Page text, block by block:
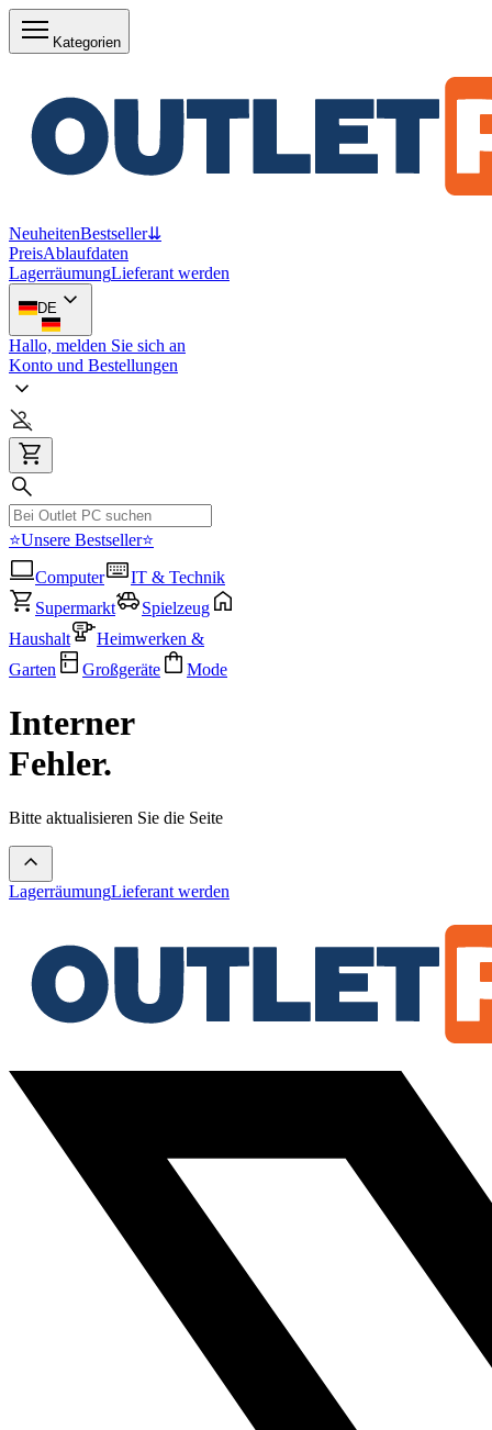
Kategorien
NeuheitenBestseller⇊
PreisAblaufdaten
LagerräumungLieferant werden
DE
Hallo, melden Sie sich an
Konto und Bestellungen
⭐Unsere Bestseller⭐
Computer
IT & Technik
Supermarkt
Spielzeug
Haushalt
Heimwerken &
Garten
Großgeräte Mode
Interner
Fehler.
Bitte aktualisieren Sie die Seite
LagerräumungLieferant werden